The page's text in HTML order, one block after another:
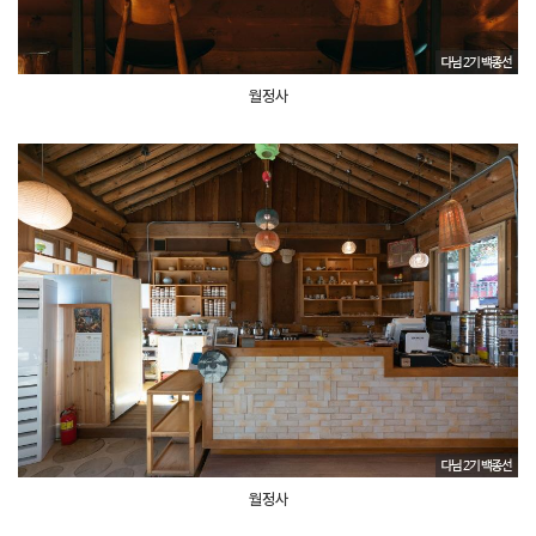
월정사
월정사